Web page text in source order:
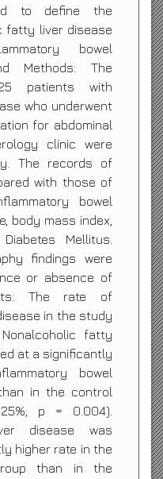
to define the
fatty liver disease
bowel
Methods: The
patients with
who underwent
for abdominal
clinic were
The records of
with those of
bowel
body mass index,
Mellitus.
findings were
or absence of
The rate of
in the study
fatty
at a significantly
bowel
in the control
p = 0.004).
disease was
higher rate in the
than in the